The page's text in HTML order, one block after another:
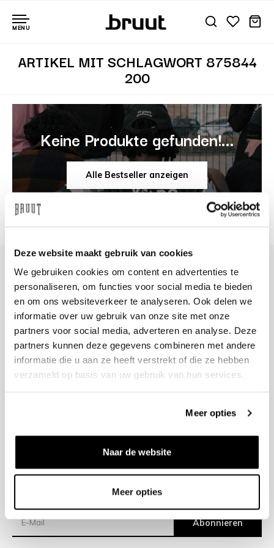
Deze website maakt gebruik van cookies
We gebruiken cookies om content en advertenties te
personaliseren, om functies voor social media te bieden
en om ons websiteverkeer te analyseren. Ook delen we
informatie over uw gebruik van onze site met onze
partners voor social media, adverteren en analyse. Deze
partners kunnen deze gegevens combineren met andere
informatie die u aan ze heeft verstrekt of die ze hebben
verzameld op basis van uw gebruik van hun services.
Meer opties
Naar de website
Meer opties
MENU
ARTIKEL MIT SCHLAGWORT 875844
200
Keine Produkte gefunden!...
Alle Bestseller anzeigen
+31 23 205 2006
info@bruut.nl
Kontakt Formular
Öffnen 11:00 - 18:30
ÖFFNUNGSZEITEN ANZEIGEN
Versand
Abonnieren